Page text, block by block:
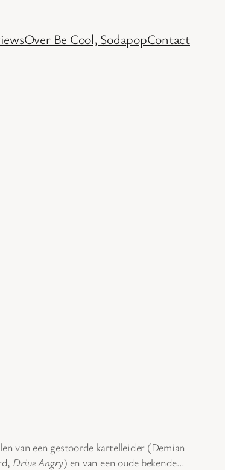
Over Be Cool, SodapopContact
van een gestoorde kartelleider (Demian
Drive Angry) en van een oude bekende…